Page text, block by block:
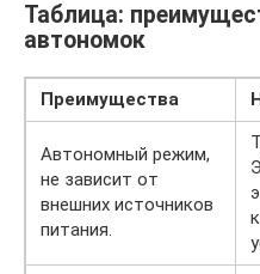
Таблица:
автономок
Преимущества
Автономный режим,
не зависит от
внешних источников
питания.